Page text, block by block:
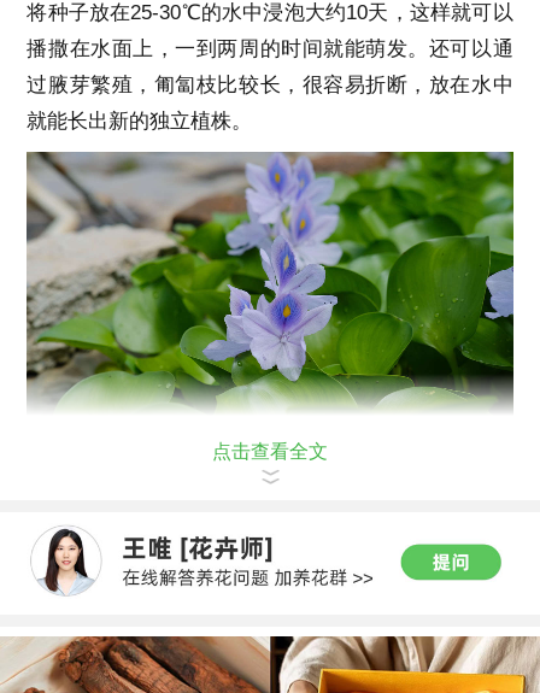
将种子放在25-30℃的水中浸泡大约10天，这样就可以
播撒在水面上，一到两周的时间就能萌发。还可以通
过腋芽繁殖，匍匐枝比较长，很容易折断，放在水中
就能长出新的独立植株。
点击查看全文